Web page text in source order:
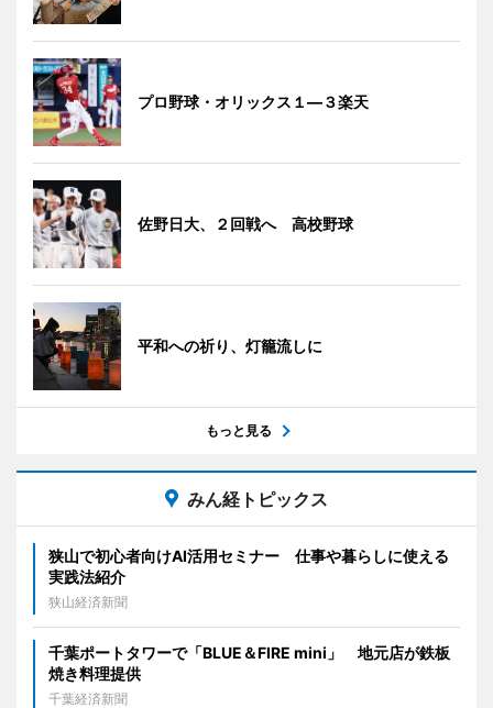
プロ野球・オリックス１―３楽天
佐野日大、２回戦へ 高校野球
平和への祈り、灯籠流しに
もっと見る
みん経トピックス
狭山で初心者向けAI活用セミナー 仕事や暮らしに使える
実践法紹介
狭山経済新聞
千葉ポートタワーで「BLUE＆FIRE mini」 地元店が鉄板
焼き料理提供
千葉経済新聞